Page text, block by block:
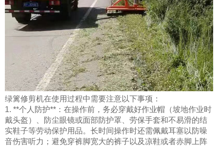
绿篱修剪机在使用过程中需要注意以下事项：
1. **个人防护**：在操作前，务必穿戴好作业帽（坡地作业时
戴头盔）、防尘眼镜或面部防护罩、劳保手套和不易滑的结
实鞋子等劳动保护用品。长时间操作时还需佩戴耳塞以防噪
音伤害听力；避免穿裤脚宽大的裤子以及凉鞋或者赤脚上阵